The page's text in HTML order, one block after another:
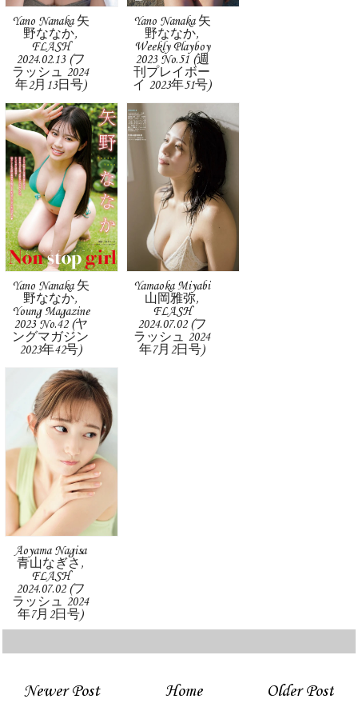
Yano Nanaka 矢
野ななか,
FLASH
2024.02.13 (フ
ラッシュ 2024
年2月13日号)
Yano Nanaka 矢
野ななか,
Weekly Playboy
2023 No.51 (週
刊プレイボー
イ 2023年51号)
Yano Nanaka 矢
野ななか,
Young Magazine
2023 No.42 (ヤ
ングマガジン
2023年42号)
Yamaoka Miyabi
山岡雅弥,
FLASH
2024.07.02 (フ
ラッシュ 2024
年7月2日号)
Aoyama Nagisa
青山なぎさ,
FLASH
2024.07.02 (フ
ラッシュ 2024
年7月2日号)
Newer Post Older Post
Home